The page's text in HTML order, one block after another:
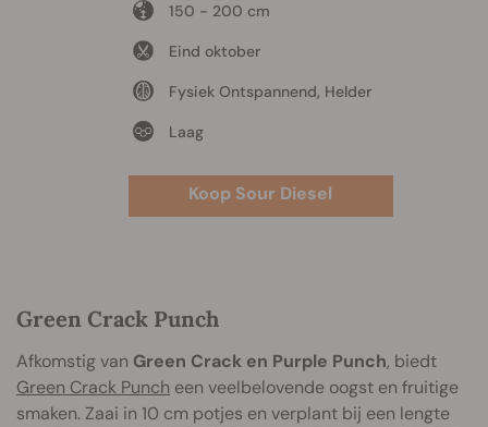
150 - 200 cm
Eind oktober
Fysiek Ontspannend, Helder
Laag
Koop Sour Diesel
Green Crack Punch
Afkomstig van Green Crack en Purple Punch, biedt
Green Crack Punch een veelbelovende oogst en fruitige
smaken. Zaai in 10 cm potjes en verplant bij een lengte